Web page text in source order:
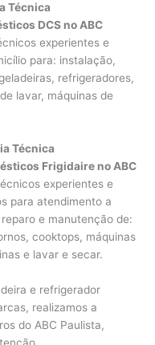
Técnica
DCS no ABC
experientes e
para: instalação,
refrigeradores,
lavar, máquinas de
Técnica
Frigidaire no ABC
experientes e
para atendimento a
e manutenção de:
cooktops, máquinas
e lavar e secar.
e refrigerador
realizamos a
do ABC Paulista,